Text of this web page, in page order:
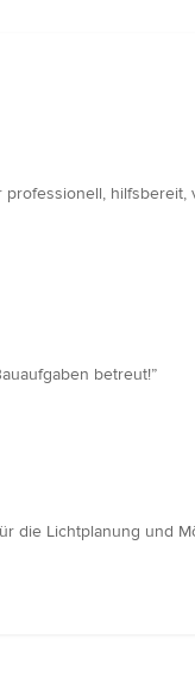
betreut!”
die Lichtplanung und